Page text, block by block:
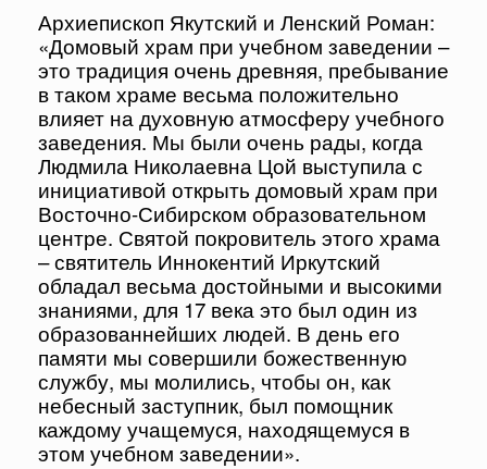
Архиепископ Якутский и Ленский Роман:
«Домовый храм при учебном заведении –
это традиция очень древняя, пребывание
в таком храме весьма положительно
влияет на духовную атмосферу учебного
заведения. Мы были очень рады, когда
Людмила Николаевна Цой выступила с
инициативой открыть домовый храм при
Восточно-Сибирском образовательном
центре. Святой покровитель этого храма
– святитель Иннокентий Иркутский
обладал весьма достойными и высокими
знаниями, для 17 века это был один из
образованнейших людей. В день его
памяти мы совершили божественную
службу, мы молились, чтобы он, как
небесный заступник, был помощник
каждому учащемуся, находящемуся в
этом учебном заведении».